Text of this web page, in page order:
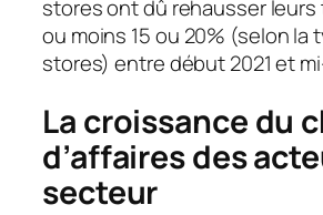
stores ont dû rehausser leurs
ou moins 15 ou 20% (selon la
stores) entre début 2021 et
La croissance du
d’affaires des
secteur